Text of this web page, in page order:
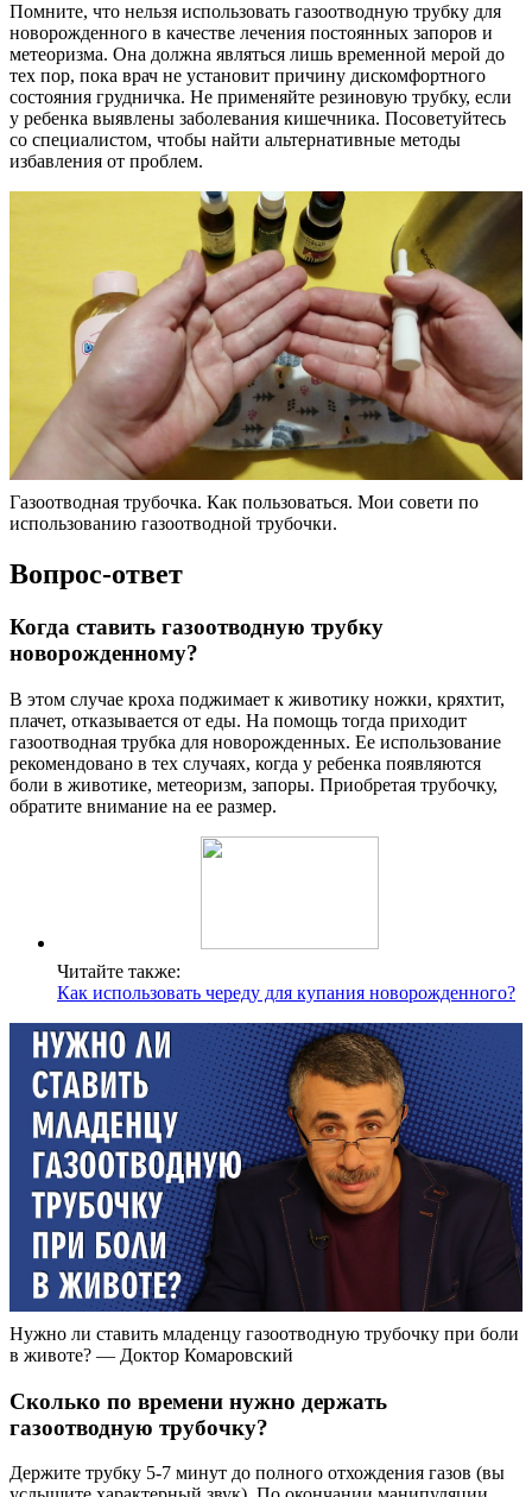
Помните, что нельзя использовать газоотводную трубку для
новорожденного в качестве лечения постоянных запоров и
метеоризма. Она должна являться лишь временной мерой до
тех пор, пока врач не установит причину дискомфортного
состояния грудничка. Не применяйте резиновую трубку, если
у ребенка выявлены заболевания кишечника. Посоветуйтесь
со специалистом, чтобы найти альтернативные методы
избавления от проблем.
Газоотводная трубочка. Как пользоваться. Мои совети по
использованию газоотводной трубочки.
Вопрос-ответ
Когда ставить газоотводную трубку
новорожденному?
В этом случае кроха поджимает к животику ножки, кряхтит,
плачет, отказывается от еды. На помощь тогда приходит
газоотводная трубка для новорожденных. Ее использование
рекомендовано в тех случаях, когда у ребенка появляются
боли в животике, метеоризм, запоры. Приобретая трубочку,
обратите внимание на ее размер.
Читайте также:
Как использовать череду для купания новорожденного?
Нужно ли ставить младенцу газоотводную трубочку при боли
в животе? — Доктор Комаровский
Сколько по времени нужно держать
газоотводную трубочку?
Держите трубку 5-7 минут до полного отхождения газов (вы